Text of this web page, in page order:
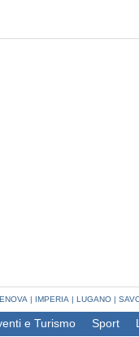
| IMPERIA | LUGANO |
e Turismo Sport